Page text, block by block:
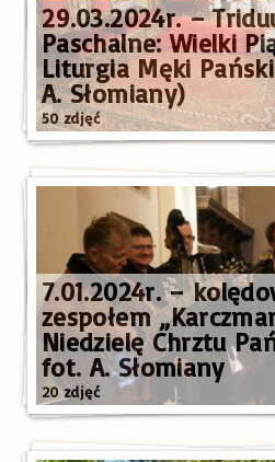
29.03.2024r. –
Paschalne: Wielki
Liturgia Męki
A. Słomiany)
50 zdjęć
7.01.2024r. –
zespołem
Niedzielę Chrztu
fot. A. Słomiany
20 zdjęć